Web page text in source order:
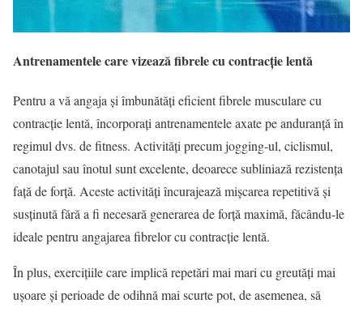
Antrenamentele care vizează fibrele cu contracție lentă
Pentru a vă angaja și îmbunătăți eficient fibrele musculare cu
contracție lentă, încorporați antrenamentele axate pe anduranță în
regimul dvs. de fitness. Activități precum jogging-ul, ciclismul,
canotajul sau înotul sunt excelente, deoarece subliniază rezistența
față de forță. Aceste activități încurajează mișcarea repetitivă și
susținută fără a fi necesară generarea de forță maximă, făcându-le
ideale pentru angajarea fibrelor cu contracție lentă.
În plus, exercițiile care implică repetări mai mari cu greutăți mai
ușoare și perioade de odihnă mai scurte pot, de asemenea, să